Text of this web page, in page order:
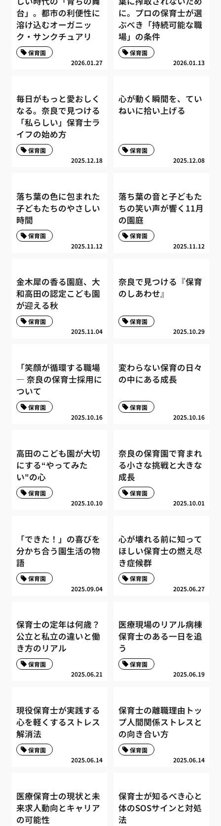
台」。都市の利便性に
溶け込むオーガニッ
ク・サンクチュアリ
2026.01.27
保育園
に。プロの保育士が選
ぶべき「持続可能な職
場」の条件
2026.01.13
保育園
毎日がもっと愛おしく
なる。奈良で見つける
「私らしい」保育士ラ
イフの始め方
2025.12.18
保育園
心が動く瞬間を、てい
ねいに拾い上げる
2025.12.08
保育園
落ち葉の色に包まれた
子どもたちのやさしい
時間
2025.11.12
保育園
落ち葉の音と子どもた
ちの笑い声が響く11月
の園庭
2025.11.12
保育園
金木犀の香る園庭、大
和高田の認定こども園
が迎える秋
2025.11.04
保育園
奈良で見つける『保育
のしあわせ』
2025.10.29
保育園
「笑顔が循環する職場
― 奈良の保育士採用に
ついて
2025.10.16
保育園
変わらない保育の日々
の中にある成長
2025.10.16
保育園
高田のこども園が大切
にする“やってみた
い”の心
2025.10.10
保育園
奈良の保育園で育まれ
る小さな挑戦と大きな
成長
2025.10.01
保育園
「できた！」の喜びを
分かち合う園生活の物
語
2025.09.04
保育園
心が壊れる前に知って
ほしい保育士の燃え尽
き症候群
2025.06.27
保育園
保育士の定年は何歳？
公立と私立の違いと働
き方のリアル
2025.06.21
保育園
医療現場のリアル病棟
保育士のある一日を追
う
2025.06.19
保育園
現役保育士が実践する
心を軽くするストレス
解消法
2025.06.14
保育園
保育士の離職理由トッ
プ人間関係ストレスと
の向き合い方
2025.06.14
保育園
医療保育士の現状と未
来求人動向とキャリア
の可能性
保育士が知るべき心と
体のSOSサインと対処
法